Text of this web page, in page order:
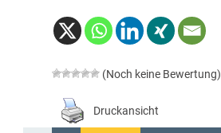
(Noch keine Bewertung)
Druckansicht